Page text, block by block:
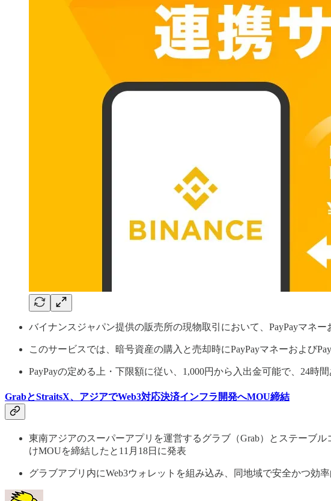
バイナンスジャパン提供の販売所の現物取引において、PayPayマネ
このサービスでは、暗号資産の購入と売却時にPayPayマネーおよび
PayPayの定める上・下限額に従い、1,000円から入出金可能で、24時
GrabとStraitsX、アジアでWeb3対応決済インフラ開発へMOU締結
東南アジアのスーパーアプリを運営するグラブ（Grab）とステーブ
けMOUを締結したと11月18日に発表
グラブアプリ内にWeb3ウォレットを組み込み、同地域で安全かつ効